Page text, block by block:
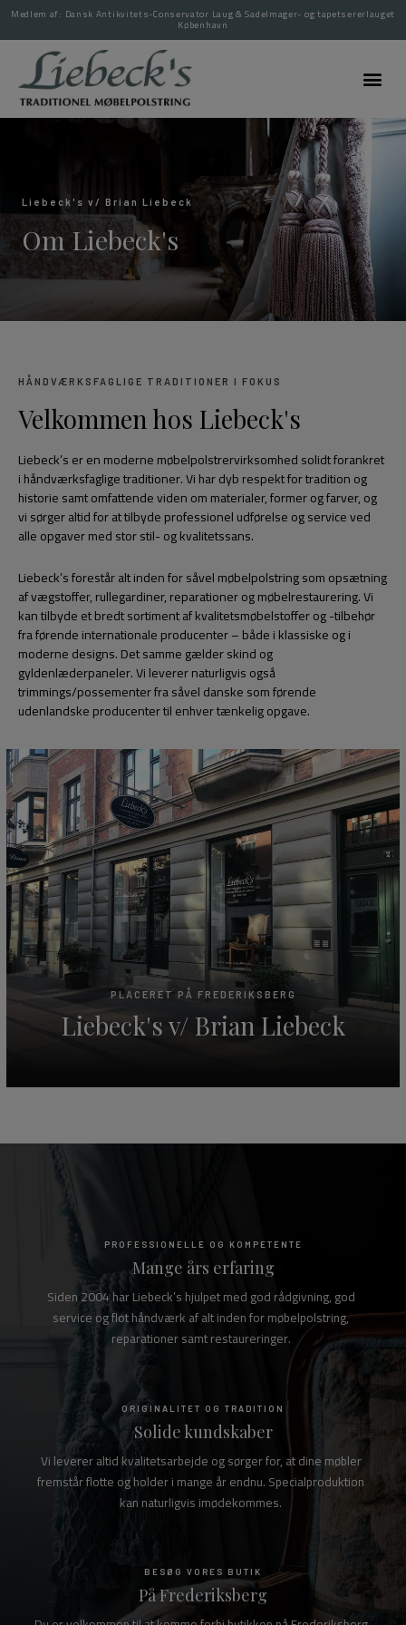
Medlem af: Dansk Antikvitets-Conservator Laug & Sadelmager- og tapetsererlauget
København
Liebeck's v/ Brian Liebeck
Om Liebeck's
HÅNDVÆRKSFAGLIGE TRADITIONER I FOKUS
Velkommen hos Liebeck's
Liebeck’s er en moderne møbelpolstrervirksomhed solidt forankret
i håndværksfaglige traditioner. Vi har dyb respekt for tradition og
historie samt omfattende viden om materialer, former og farver, og
vi sørger altid for at tilbyde professionel udførelse og service ved
alle opgaver med stor stil- og kvalitetssans.
Liebeck’s forestår alt inden for såvel møbelpolstring som opsætning
af vægstoffer, rullegardiner, reparationer og møbelrestaurering. Vi
kan tilbyde et bredt sortiment af kvalitetsmøbelstoffer og -tilbehør
fra førende internationale producenter – både i klassiske og i
moderne designs. Det samme gælder skind og
gyldenlæderpaneler. Vi leverer naturligvis også
trimmings/possementer fra såvel danske som førende
udenlandske producenter til enhver tænkelig opgave.
PLACERET PÅ FREDERIKSBERG
Liebeck's v/ Brian Liebeck
PROFESSIONELLE OG KOMPETENTE
Mange års erfaring
Siden 2004 har Liebeck’s hjulpet med god rådgivning, god
service og flot håndværk af alt inden for møbelpolstring,
reparationer samt restaureringer.
ORIGINALITET OG TRADITION
Solide kundskaber
Vi leverer altid kvalitetsarbejde og sørger for, at dine møbler
fremstår flotte og holder i mange år endnu. Specialproduktion
kan naturligvis imødekommes.
BESØG VORES BUTIK
På Frederiksberg